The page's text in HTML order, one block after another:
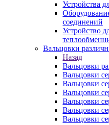
Устройства
соединений
Устройство
Вальцовки
Назад
Вальцовки
Вальцовки
Вальцовки
Вальцовки
Вальцовки
Вальцовки
Вальцовки